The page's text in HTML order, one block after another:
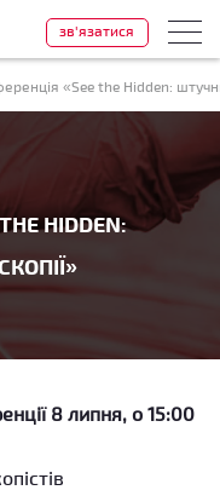
«See the Hidden:
HIDDEN:
зв'язатися
8 липня, о 15:00